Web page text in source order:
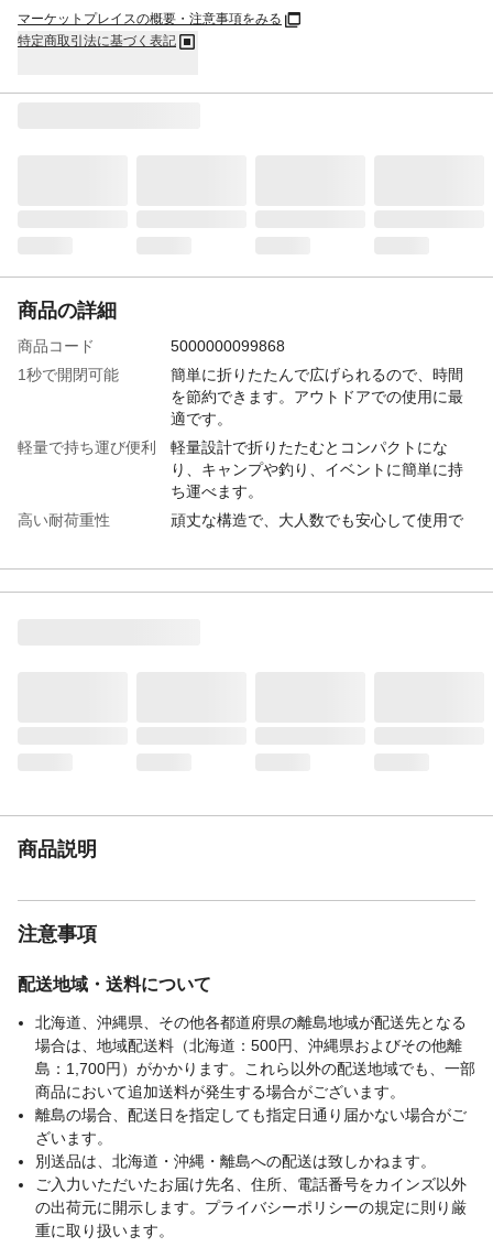
マーケットプレイスの概要・注意事項をみる
特定商取引法に基づく表記
商品の詳細
商品コード
5000000099868
1秒で開閉可能
簡単に折りたたんで広げられるので、時間
を節約できます。アウトドアでの使用に最
適です。
軽量で持ち運び便利
軽量設計で折りたたむとコンパクトにな
り、キャンプや釣り、イベントに簡単に持
ち運べます。
高い耐荷重性
頑丈な構造で、大人数でも安心して使用で
滑り止め設計
椅子の表面に滑り止めテクスチャーを採用
商品説明
注意事項
配送地域・送料について
北海道、沖縄県、その他各都道府県の離島地域が配送先となる
場合は、地域配送料（北海道：500円、沖縄県およびその他離
島：1,700円）がかかります。これら以外の配送地域でも、一部
商品において追加送料が発生する場合がございます。
離島の場合、配送日を指定しても指定日通り届かない場合がご
ざいます。
別送品は、北海道・沖縄・離島への配送は致しかねます。
ご入力いただいたお届け先名、住所、電話番号をカインズ以外
の出荷元に開示します。プライバシーポリシーの規定に則り厳
重に取り扱います。